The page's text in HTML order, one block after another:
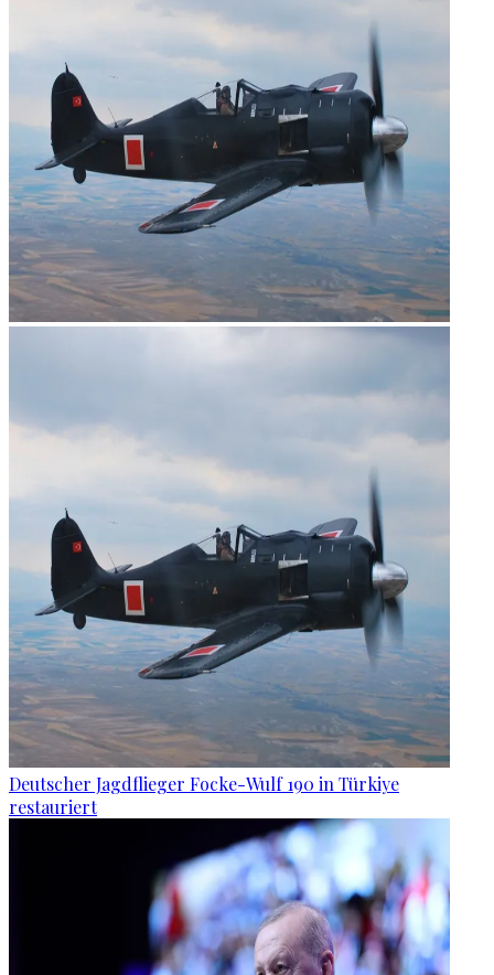
Deutscher Jagdflieger Focke-Wulf 190 in Türkiye
restauriert